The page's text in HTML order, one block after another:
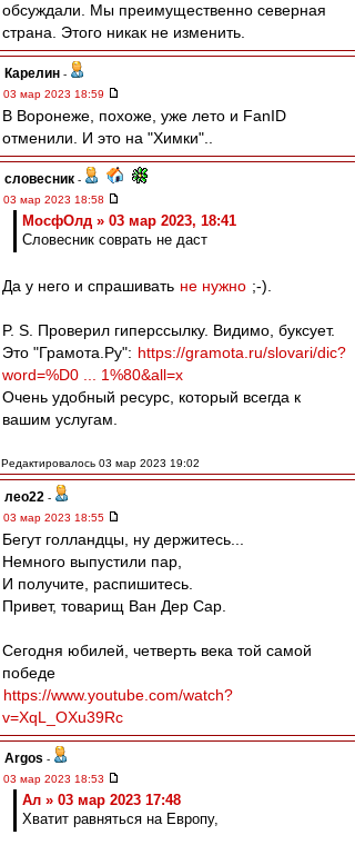
обсуждали. Мы преимущественно северная
страна. Этого никак не изменить.
Карелин -
03 мар 2023 18:59
В Воронеже, похоже, уже лето и FanID
отменили. И это на "Химки"..
словесник -
03 мар 2023 18:58
МосфОлд » 03 мар 2023, 18:41
Словесник соврать не даст
Да у него и спрашивать не нужно ;-).
P. S. Проверил гиперссылку. Видимо, буксует.
Это "Грамота.Ру": https://gramota.ru/slovari/dic?
word=%D0 ... 1%80&all=x
Очень удобный ресурс, который всегда к
вашим услугам.
Редактировалось 03 мар 2023 19:02
лео22 -
03 мар 2023 18:55
Бегут голландцы, ну держитесь...
Немного выпустили пар,
И получите, распишитесь.
Привет, товарищ Ван Дер Сар.
Сегодня юбилей, четверть века той самой
победе
https://www.youtube.com/watch?
v=XqL_OXu39Rc
Argos -
03 мар 2023 18:53
Ал » 03 мар 2023 17:48
Хватит равняться на Европу,